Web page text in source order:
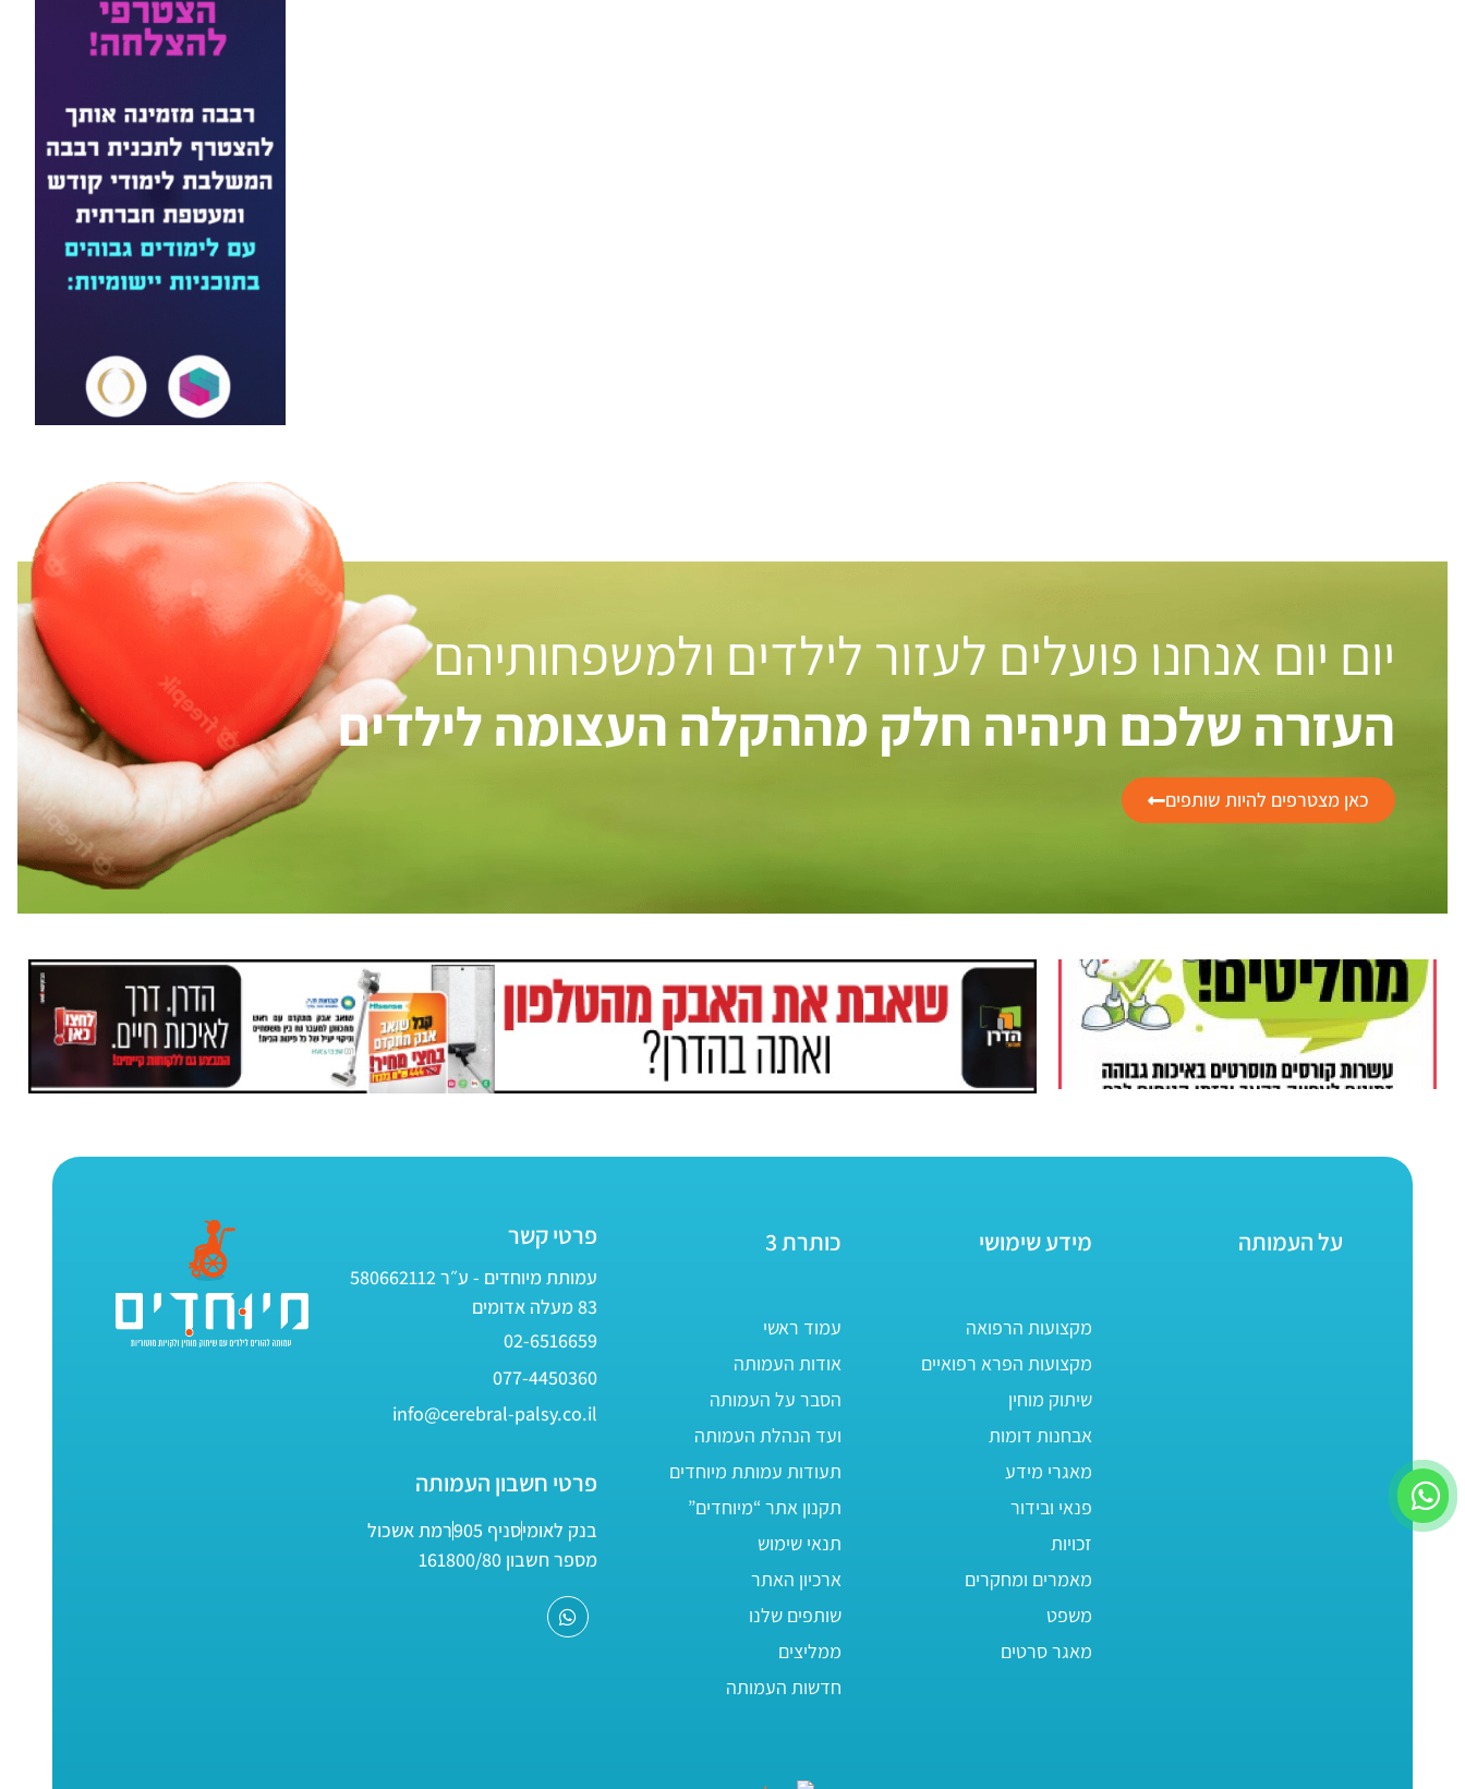
יום יום אנחנו פועלים לעזור לילדים ולמשפחותיהם
העזרה שלכם תיהיה חלק מההקלה העצומה לילדים
כאן מצטרפים להיות שותפים
על העמותה מידע שימושי
מקצועות הרפואה
מקצועות הפרא רפואיים
שיתוק מוחין
אבחנות דומות
מאגרי מידע
פנאי ובידור
זכויות
מאמרים ומחקרים
משפט
מאגר סרטים
כותרת 3
עמוד ראשי
אודות העמותה
הסבר על העמותה
ועד הנהלת העמותה
תעודות עמותת מיוחדים
תקנון אתר “מיוחדים”
תנאי שימוש
ארכיון האתר
שותפים שלנו
ממליצים
חדשות העמותה
פרטי קשר
עמותת מיוחדים - ע״ר 580662112
83 מעלה אדומים
02-6516659
077-4450360
info@cerebral-palsy.co.il
פרטי חשבון העמותה
בנק לאומיסניף 905
רמת אשכול
מספר חשבון 161800/80